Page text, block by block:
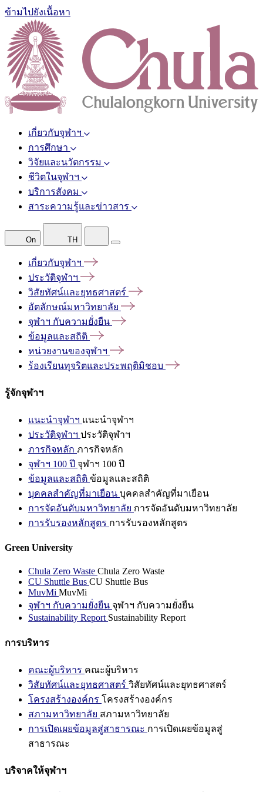
ข้ามไปยังเนื้อหา
เกี่ยวกับจุฬาฯ
การศึกษา
วิจัยและนวัตกรรม
ชีวิตในจุฬาฯ
บริการสังคม
สาระความรู้และข่าวสาร
On TH
เกี่ยวกับจุฬาฯ
ประวัติจุฬาฯ
วิสัยทัศน์และยุทธศาสตร์
อัตลักษณ์มหาวิทยาลัย
จุฬาฯ กับความยั่งยืน
ข้อมูลและสถิติ
หน่วยงานของจุฬาฯ
ร้องเรียนทุจริตและประพฤติมิชอบ
รู้จักจุฬาฯ
แนะนำจุฬาฯ แนะนำจุฬาฯ
ประวัติจุฬาฯ ประวัติจุฬาฯ
ภารกิจหลัก ภารกิจหลัก
จุฬาฯ 100 ปี จุฬาฯ 100 ปี
ข้อมูลและสถิติ ข้อมูลและสถิติ
บุคคลสำคัญที่มาเยือน บุคคลสำคัญที่มาเยือน
การจัดอันดับมหาวิทยาลัย การจัดอันดับมหาวิทยาลัย
การรับรองหลักสูตร การรับรองหลักสูตร
Green University
Chula Zero Waste Chula Zero Waste
CU Shuttle Bus CU Shuttle Bus
MuvMi MuvMi
จุฬาฯ กับความยั่งยืน จุฬาฯ กับความยั่งยืน
Sustainability Report Sustainability Report
การบริหาร
คณะผู้บริหาร คณะผู้บริหาร
วิสัยทัศน์และยุทธศาสตร์ วิสัยทัศน์และยุทธศาสตร์
โครงสร้างองค์กร โครงสร้างองค์กร
สภามหาวิทยาลัย สภามหาวิทยาลัย
การเปิดเผยข้อมูลสู่สาธารณะ การเปิดเผยข้อมูลสู่
สาธารณะ
บริจาคให้จุฬาฯ